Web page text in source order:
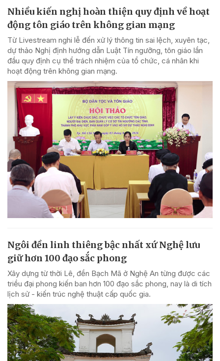
Nhiều kiến nghị hoàn thiện quy định về hoạt
động tôn giáo trên không gian mạng
Từ Livestream nghi lễ đến xử lý thông tin sai lệch, xuyên tạc,
dự thảo Nghị định hướng dẫn Luật Tín ngưỡng, tôn giáo lần
đầu quy định cụ thể trách nhiệm của tổ chức, cá nhân khi
hoạt động trên không gian mạng.
Ngôi đền linh thiêng bậc nhất xứ Nghệ lưu
giữ hơn 100 đạo sắc phong
Xây dựng từ thời Lê, đền Bạch Mã ở Nghệ An từng được các
triều đại phong kiến ban hơn 100 đạo sắc phong, nay là di tích
lịch sử - kiến trúc nghệ thuật cấp quốc gia.